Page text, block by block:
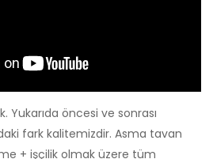
Yukarıda öncesi ve sonrası
fark kalitemizdir. Asma tavan
+ işçilik olmak üzere tüm